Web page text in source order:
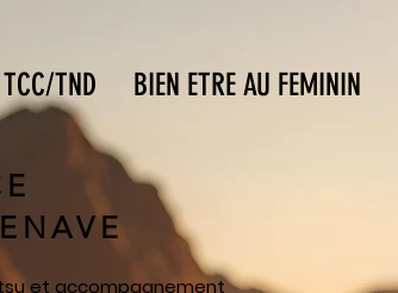
TCC/TND BIEN ETRE AU FEMININ
et accompagnement